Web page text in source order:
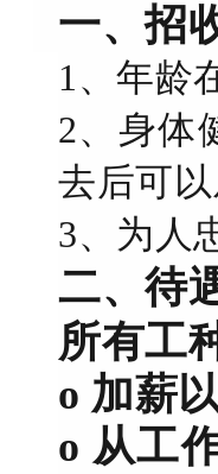
一、招
1、年龄
2、身体
去后可
3、为人
二、待
所有工
o 加薪
o 从工